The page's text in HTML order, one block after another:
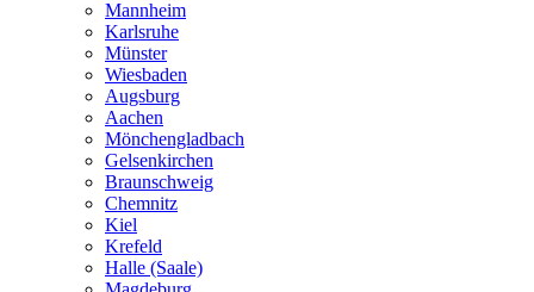
Mannheim
Karlsruhe
Münster
Wiesbaden
Augsburg
Aachen
Mönchengladbach
Gelsenkirchen
Braunschweig
Chemnitz
Kiel
Krefeld
Halle (Saale)